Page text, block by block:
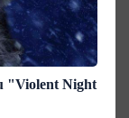
"Violent Night